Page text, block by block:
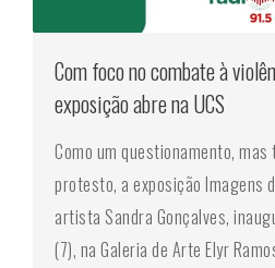
Com foco no combate à
exposição abre na UCS
Como um questionamento,
protesto, a exposição Imagens
artista Sandra Gonçalves,
(7), na Galeria de Arte Elyr